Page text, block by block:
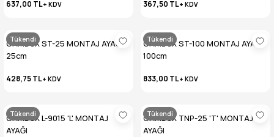
637,00 TL+ KDV 367,50 TL+ KDV
Tükendi
CAMBOX ST-25 MONTAJ AYAĞI
25cm
428,75 TL+ KDV
Tükendi
CAMBOX ST-100 MONTAJ AYAĞI
100cm
833,00 TL+ KDV
Tükendi
CAMBOX L-9015 'L' MONTAJ
AYAĞI
Tükendi
CAMBOX TNP-25 'T' MONTAJ
AYAĞI